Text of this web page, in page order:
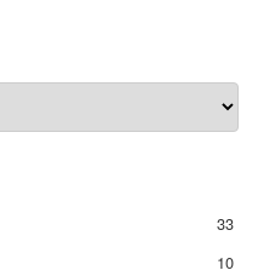
33
10